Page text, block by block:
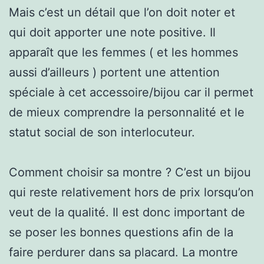
Mais c’est un détail que l’on doit noter et
qui doit apporter une note positive. Il
apparaît que les femmes ( et les hommes
aussi d’ailleurs ) portent une attention
spéciale à cet accessoire/bijou car il permet
de mieux comprendre la personnalité et le
statut social de son interlocuteur.
Comment choisir sa montre ? C’est un bijou
qui reste relativement hors de prix lorsqu’on
veut de la qualité. Il est donc important de
se poser les bonnes questions afin de la
faire perdurer dans sa placard. La montre